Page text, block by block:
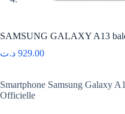
SAMSUNG GALAXY A13
929.00 د.ت
Smartphone Samsung Galaxy
Officielle